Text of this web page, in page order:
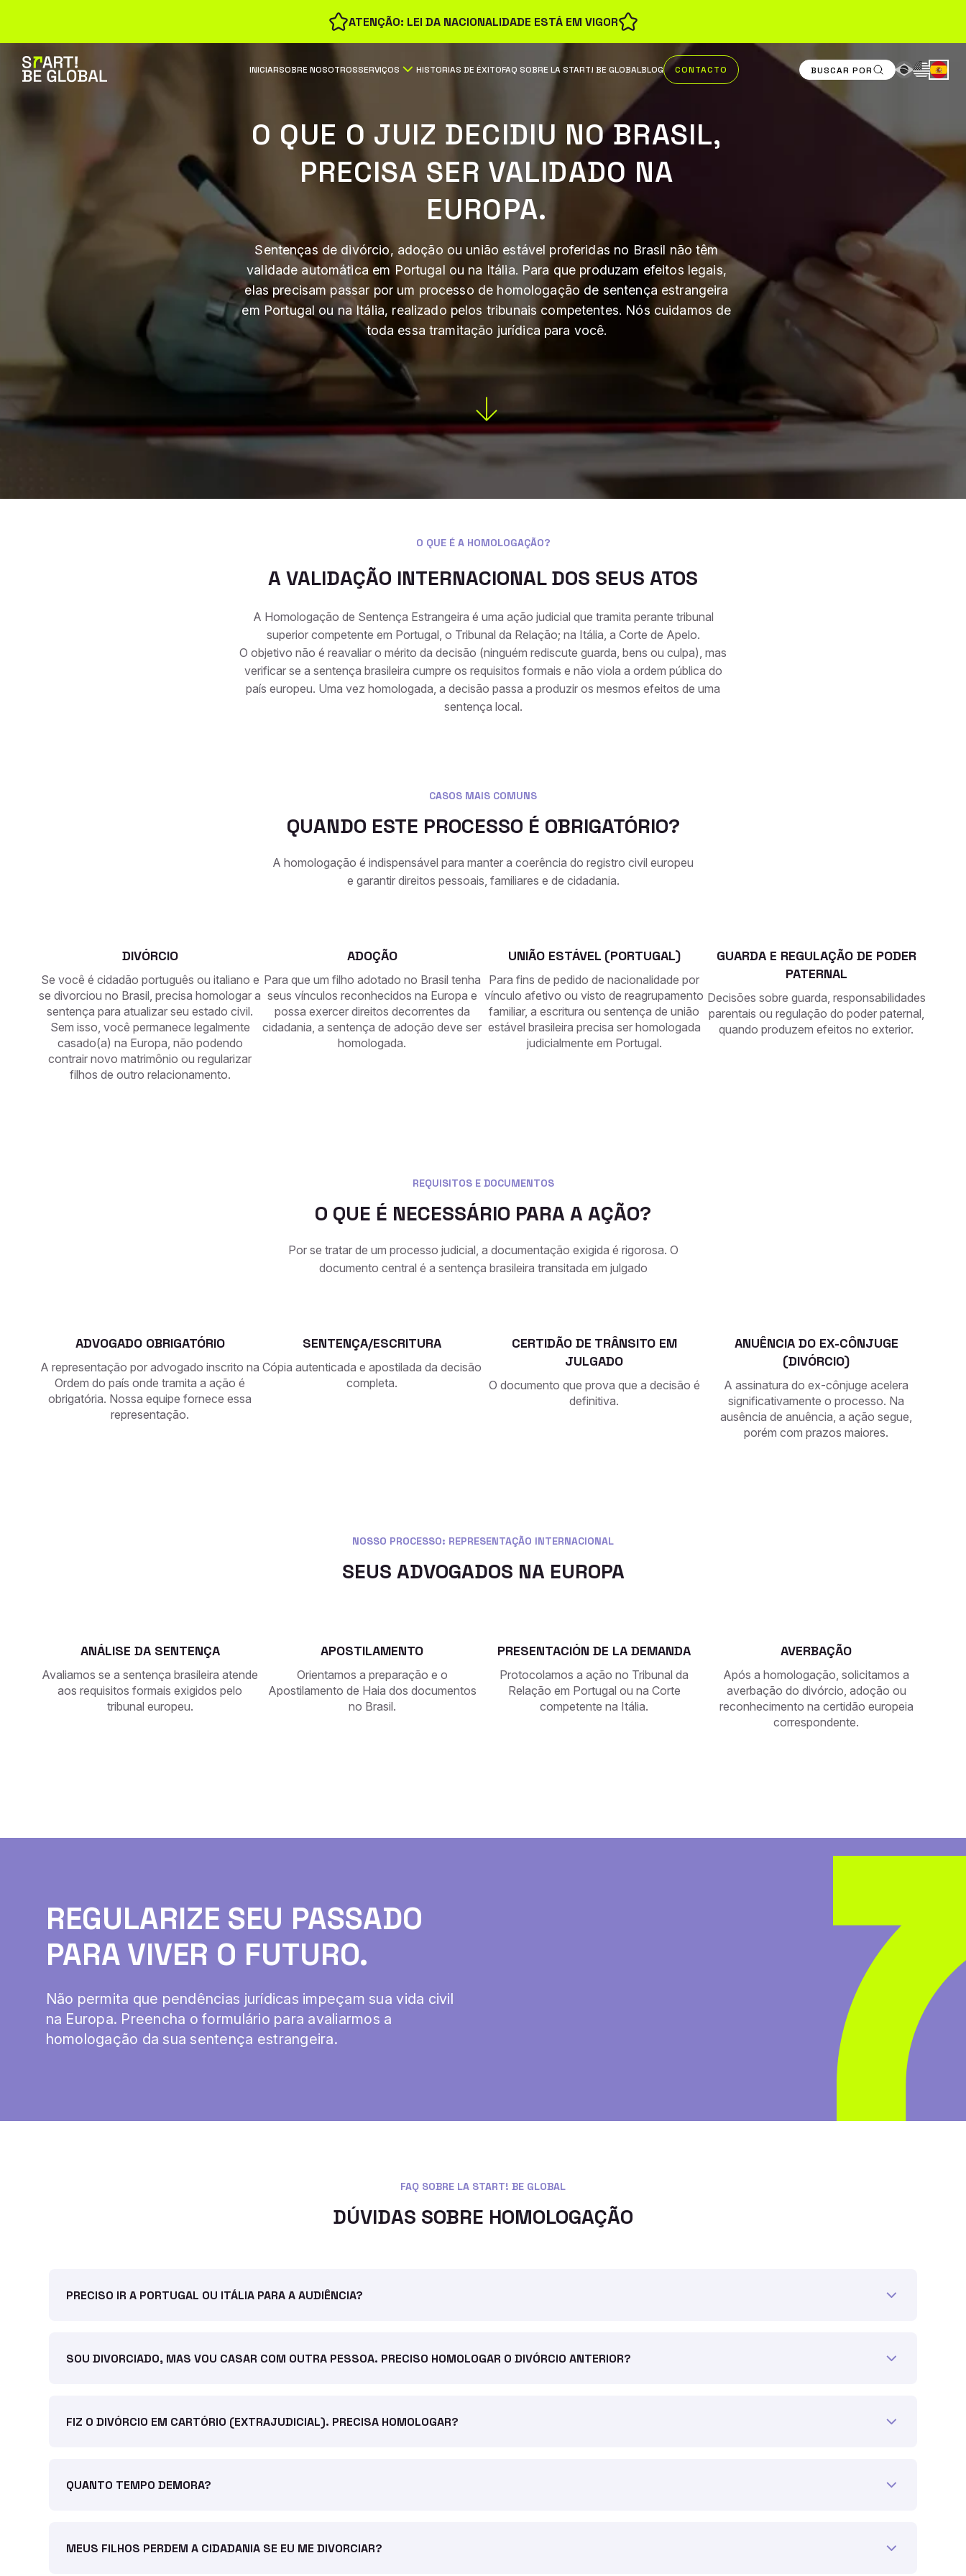
ATENÇÃO: LEI DA NACIONALIDADE ESTÁ EM VIGOR
INICIARSOBRE NOSOTROSSERVIÇOS HISTORIAS DE ÉXITOFAQ SOBRE LA START! BE GLOBALBLOG CONTACTO BUSCAR POR
O QUE O JUIZ DECIDIU NO BRASIL,
PRECISA SER VALIDADO NA
EUROPA.
Sentenças de divórcio, adoção ou união estável proferidas no Brasil não têm
validade automática em Portugal ou na Itália. Para que produzam efeitos legais,
elas precisam passar por um processo de homologação de sentença estrangeira
em Portugal ou na Itália, realizado pelos tribunais competentes. Nós cuidamos de
toda essa tramitação jurídica para você.
O QUE É A HOMOLOGAÇÃO?
A VALIDAÇÃO INTERNACIONAL DOS SEUS ATOS
A Homologação de Sentença Estrangeira é uma ação judicial que tramita perante tribunal
superior competente em Portugal, o Tribunal da Relação; na Itália, a Corte de Apelo.
O objetivo não é reavaliar o mérito da decisão (ninguém rediscute guarda, bens ou culpa), mas
verificar se a sentença brasileira cumpre os requisitos formais e não viola a ordem pública do
país europeu. Uma vez homologada, a decisão passa a produzir os mesmos efeitos de uma
sentença local.
CASOS MAIS COMUNS
QUANDO ESTE PROCESSO É OBRIGATÓRIO?
A homologação é indispensável para manter a coerência do registro civil europeu
e garantir direitos pessoais, familiares e de cidadania.
DIVÓRCIO
Se você é cidadão português ou italiano e
se divorciou no Brasil, precisa homologar a
sentença para atualizar seu estado civil.
Sem isso, você permanece legalmente
casado(a) na Europa, não podendo
contrair novo matrimônio ou regularizar
filhos de outro relacionamento.
ADOÇÃO
Para que um filho adotado no Brasil tenha
seus vínculos reconhecidos na Europa e
possa exercer direitos decorrentes da
cidadania, a sentença de adoção deve ser
homologada.
UNIÃO ESTÁVEL (PORTUGAL)
Para fins de pedido de nacionalidade por
vínculo afetivo ou visto de reagrupamento
familiar, a escritura ou sentença de união
estável brasileira precisa ser homologada
judicialmente em Portugal.
GUARDA E REGULAÇÃO DE PODER
PATERNAL
Decisões sobre guarda, responsabilidades
parentais ou regulação do poder paternal,
quando produzem efeitos no exterior.
REQUISITOS E DOCUMENTOS
O QUE É NECESSÁRIO PARA A AÇÃO?
Por se tratar de um processo judicial, a documentação exigida é rigorosa. O
documento central é a sentença brasileira transitada em julgado
ADVOGADO OBRIGATÓRIO
A representação por advogado inscrito na
Ordem do país onde tramita a ação é
obrigatória. Nossa equipe fornece essa
representação.
SENTENÇA/ESCRITURA
Cópia autenticada e apostilada da decisão
completa.
CERTIDÃO DE TRÂNSITO EM
JULGADO
O documento que prova que a decisão é
definitiva.
ANUÊNCIA DO EX-CÔNJUGE
(DIVÓRCIO)
A assinatura do ex-cônjuge acelera
significativamente o processo. Na
ausência de anuência, a ação segue,
porém com prazos maiores.
NOSSO PROCESSO: REPRESENTAÇÃO INTERNACIONAL
SEUS ADVOGADOS NA EUROPA
ANÁLISE DA SENTENÇA
Avaliamos se a sentença brasileira atende
aos requisitos formais exigidos pelo
tribunal europeu.
APOSTILAMENTO
Orientamos a preparação e o
Apostilamento de Haia dos documentos
no Brasil.
PRESENTACIÓN DE LA DEMANDA
Protocolamos a ação no Tribunal da
Relação em Portugal ou na Corte
competente na Itália.
AVERBAÇÃO
Após a homologação, solicitamos a
averbação do divórcio, adoção ou
reconhecimento na certidão europeia
correspondente.
REGULARIZE SEU PASSADO
PARA VIVER O FUTURO.
Não permita que pendências jurídicas impeçam sua vida civil
na Europa. Preencha o formulário para avaliarmos a
homologação da sua sentença estrangeira.
FAQ SOBRE LA START! BE GLOBAL
DÚVIDAS SOBRE HOMOLOGAÇÃO
PRECISO IR A PORTUGAL OU ITÁLIA PARA A AUDIÊNCIA?
SOU DIVORCIADO, MAS VOU CASAR COM OUTRA PESSOA. PRECISO HOMOLOGAR O DIVÓRCIO ANTERIOR?
FIZ O DIVÓRCIO EM CARTÓRIO (EXTRAJUDICIAL). PRECISA HOMOLOGAR?
QUANTO TEMPO DEMORA?
MEUS FILHOS PERDEM A CIDADANIA SE EU ME DIVORCIAR?